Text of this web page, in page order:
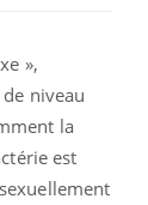
»,
niveau
la
est